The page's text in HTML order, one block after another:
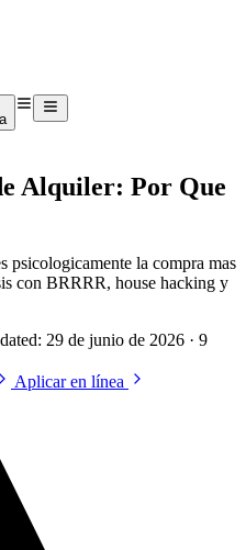
Alquiler: Por Que
psicologicamente la compra mas
con BRRRR, house hacking y
29 de junio de 2026 · 9
Aplicar en línea